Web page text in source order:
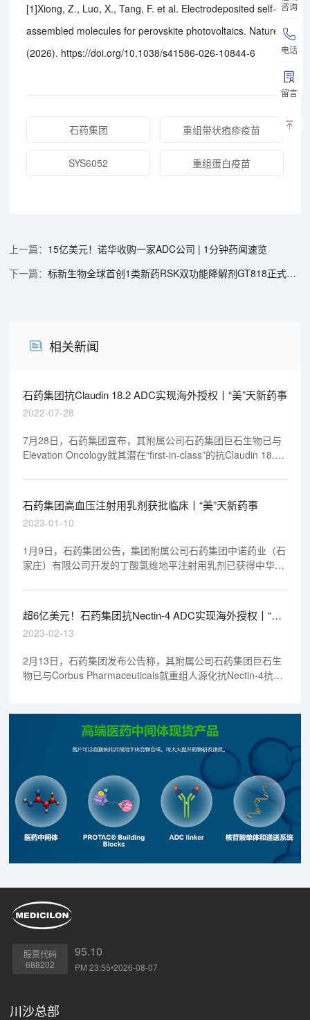
咨询
电话
留言
[1]Xiong, Z., Luo, X., Tang, F. et al. Electrodeposited self-
assembled molecules for perovskite photovoltaics. Nature
(2026). https://doi.org/10.1038/s41586-026-10844-6
石药集团 重组带状疱疹疫苗
SYS6052 重组蛋白疫苗
15亿美元！诺华收购一家ADC公司 | 1分钟药闻速览
标新生物全球首创1类新药RSK双功能降解剂GT818正式获批临床 | 1分钟药闻速览
相关新闻
石药集团抗Claudin 18.2 ADC实现海外授权丨“美”天新药事
2022-07-28
7月28日，石药集团宣布，其附属公司石药集团巨石生物已与
Elevation Oncology就其潜在“first-in-class”的抗Claudin 18.2
陆、香港、澳门及台湾地区）以外地区的开发及商业化订立独
家授权协议。
石药集团高血压注射用乳剂获批临床丨“美”天新药事
2023-01-10
1月9日，石药集团公告，集团附属公司石药集团中诺药业（石
家庄）有限公司开发的丁酸氯维地平注射用乳剂已获得中华人
验。丁酸氯维地平是一种二氢吡啶类钙通道阻滞剂，适用于在
口服降压药不适用或无法取得满意疗效的情况下治疗高血压。
超6亿美元！石药集团抗Nectin-4 ADC实现海外授权丨“美”
天新药事
2023-02-13
2月13日，石药集团发布公告称，其附属公司石药集团巨石生
物已与Corbus Pharmaceuticals就重组人源化抗Nectin-4抗体
股票代码
688202
95.10
PM 23:55•2026-08-07
川沙总部